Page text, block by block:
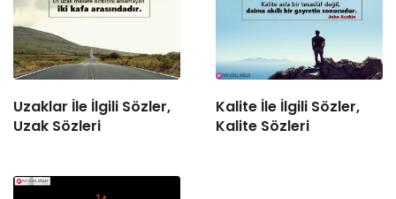
Uzaklar İle İlgili Sözler,
Uzak Sözleri
Kalite İle İlgili Sözler,
Kalite Sözleri